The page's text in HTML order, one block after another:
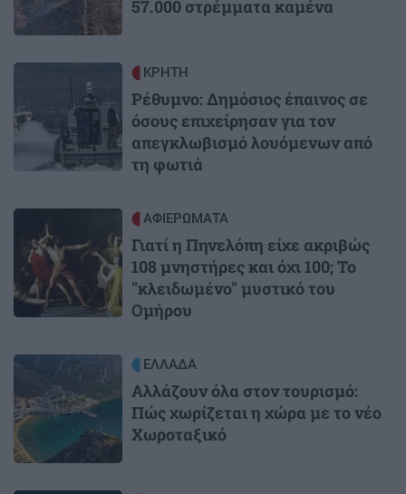
57.000 στρέμματα καμένα
ΚΡΗΤΗ
Ρέθυμνο: Δημόσιος έπαινος σε
όσους επιχείρησαν για τον
απεγκλωβισμό λουόμενων από
τη φωτιά
ΑΦΙΕΡΩΜΑΤΑ
Γιατί η Πηνελόπη είχε ακριβώς
108 μνηστήρες και όχι 100; Το
"κλειδωμένο" μυστικό του
Ομήρου
ΕΛΛΑΔΑ
Αλλάζουν όλα στον τουρισμό:
Πώς χωρίζεται η χώρα με το νέο
Χωροταξικό